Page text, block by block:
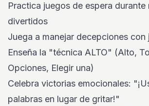
Practica juegos de espera durante
divertidos
Juega a manejar decepciones con
Enseña la "técnica ALTO" (Alto,
Opciones, Elegir una)
Celebra victorias emocionales:
palabras en lugar de gritar!"